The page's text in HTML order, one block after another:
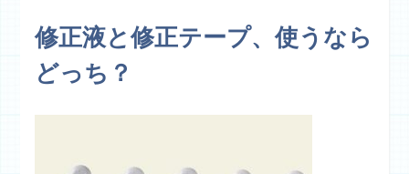
修正液と修正テープ、使うなら
どっち？